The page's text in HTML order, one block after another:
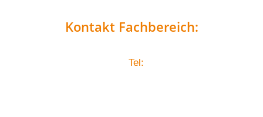
Kontakt Fachbereich:
Tel: